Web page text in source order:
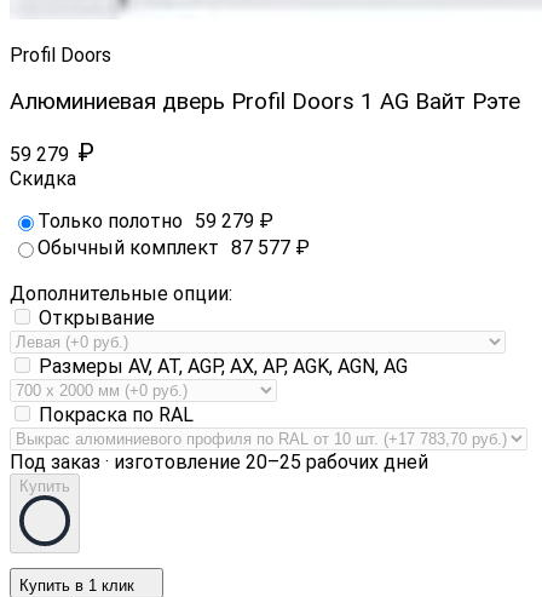
Profil Doors
Алюминиевая дверь Profil Doors 1 AG Вайт Рэте
59 279 ₽
Скидка
Только полотно 59 279 ₽
Обычный комплект 87 577 ₽
Дополнительные опции:
Открывание
Размеры AV, AT, AGP, AX, AP, AGK, AGN, AG
Покраска по RAL
Под заказ · изготовление 20–25 рабочих дней
Купить
Купить в 1 клик